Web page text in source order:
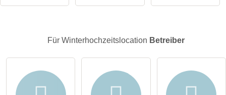
Hinweis:Bitte beachten Sie, öffentliche Fragen sindfür alle
Winterhochzeitslocation-Eintrag zu stellen .
Für Winterhochzeitslocation Betreiber